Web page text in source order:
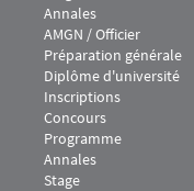
Annales
Menu footer IEJ 5
AMGN / Officier
Préparation générale
Diplôme d'université
Inscriptions
Concours
Programme
Annales
Stage